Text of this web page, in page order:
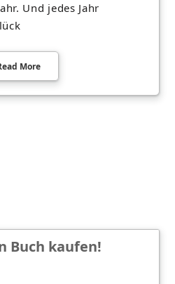
Und jedes Jahr
More
Buch kaufen!